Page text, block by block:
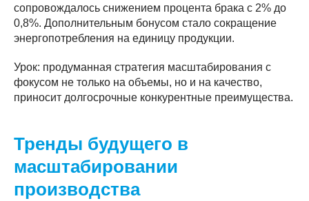
сопровождалось снижением процента брака с 2% до
0,8%. Дополнительным бонусом стало сокращение
энергопотребления на единицу продукции.
Урок: продуманная стратегия масштабирования с
фокусом не только на объемы, но и на качество,
приносит долгосрочные конкурентные преимущества.
Тренды будущего в
масштабировании
производства